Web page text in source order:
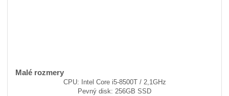
Malé rozmery
CPU: Intel Core i5-8500T / 2,1GHz
Pevný disk: 256GB SSD